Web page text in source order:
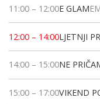
11:00 – 12:00E GLAM
12:00 – 14:00LJETNJI
14:00 – 15:00NE
15:00 – 17:00VIKEND